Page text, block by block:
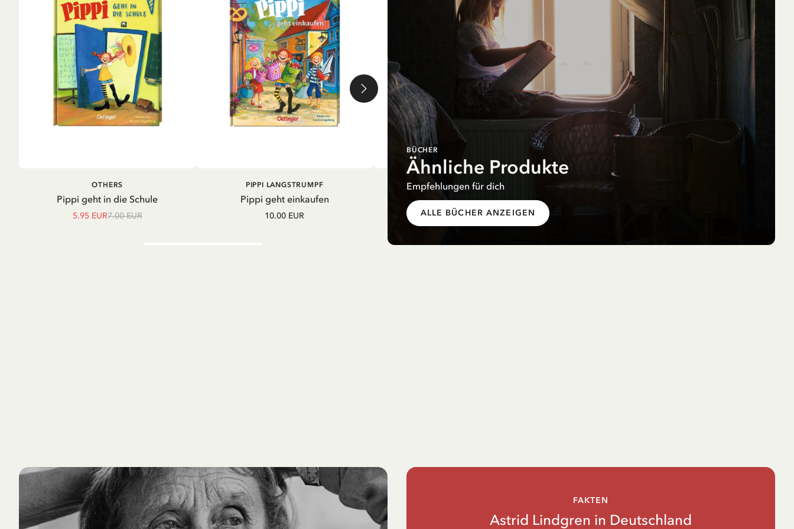
BÜCHER
Ähnliche Produkte
Empfehlungen für dich
ALLE BÜCHER ANZEIGEN
IN DEN WARENKORB
Pippi geht in die Schule
OTHERS
5.95 EUR7.00 EUR
IN DEN WARENKORB
Pippi geht einkaufen
PIPPI LANGSTRUMPF
10.00 EUR
IN DEN WARENKORB
Mein Schulstart. Countdown zur
Einschulung mit Pippi Langstrumpf
PIPPI LANGSTRUMPF
FAKTEN
Astrid Lindgren in Deutschland